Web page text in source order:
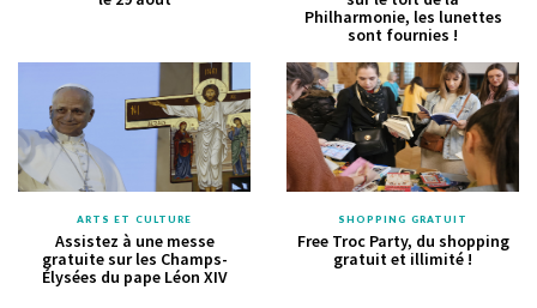
Philharmonie, les lunettes
sont fournies !
ARTS ET CULTURE
Assistez à une messe
gratuite sur les Champs-
Élysées du pape Léon XIV
SHOPPING GRATUIT
Free Troc Party, du shopping
gratuit et illimité !